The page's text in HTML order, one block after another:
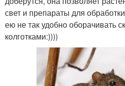
свет и препараты для
ею не так удобно оборачивать
колготками:))))